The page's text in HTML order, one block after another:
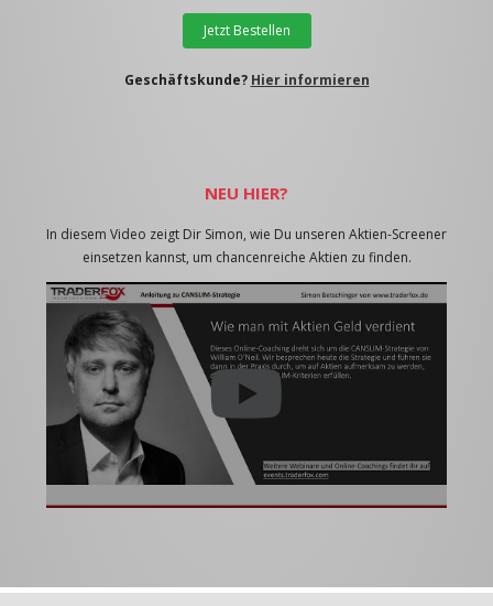
Jetzt Bestellen
Geschäftskunde? Hier informieren
NEU HIER?
In diesem Video zeigt Dir Simon, wie Du unseren Aktien-Screener
einsetzen kannst, um chancenreiche Aktien zu finden.